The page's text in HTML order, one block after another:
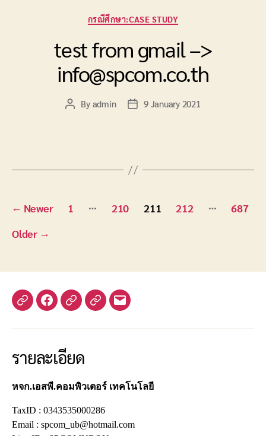
Categories
กรณีศึกษา:CASE STUDY
test from gmail –>
info@spcom.co.th
PostBy admin
Post9 January 2021
Posts
navigation
← Newer 1 … 210 211 212 …
687
Older →
Yelp FacebookTwitterInstagram
อีเมล
รายละเอียด
หจก.เอสพี.คอมพิวเตอร์ เทคโนโลยี
TaxID : 0343535000286
Email : spcom_ub@hotmail.com